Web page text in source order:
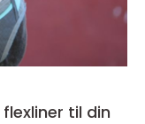
til din